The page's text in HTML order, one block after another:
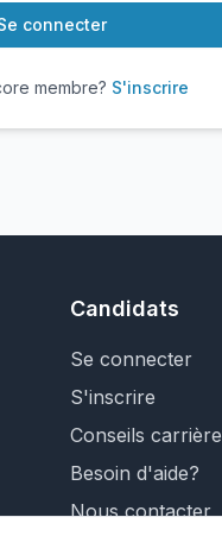
connecter
membre? S'inscrire
Candidats
Se connecter
S'inscrire
Conseils carrière
Besoin d'aide?
Nous contacter